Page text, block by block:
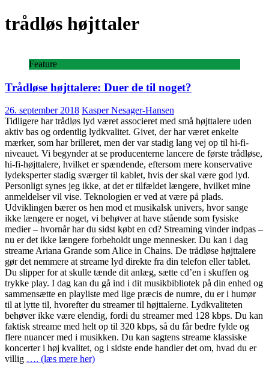
trådløs højttaler
Feature
Trådløse højttalere: Duer de til noget?
26. september 2018 Kasper Nesager-Hansen
Tidligere har trådløs lyd været associeret med små højttalere uden
aktiv bas og ordentlig lydkvalitet. Givet, der har været enkelte
mærker, som har brilleret, men der var stadig lang vej op til hi-fi-
niveauet. Vi begynder at se producenterne lancere de første trådløse,
hi-fi-højttalere, hvilket er spændende, eftersom mere konservative
lydeksperter stadig sværger til kablet, hvis der skal være god lyd.
Personligt synes jeg ikke, at det er tilfældet længere, hvilket mine
anmeldelser vil vise. Teknologien er ved at være på plads.
Udviklingen bærer os hen mod et musikalsk univers, hvor sange
ikke længere er noget, vi behøver at have stående som fysiske
medier – hvornår har du sidst købt en cd? Streaming vinder indpas –
nu er det ikke længere forbeholdt unge mennesker. Du kan i dag
streame Ariana Grande som Alice in Chains. De trådløse højttalere
gør det nemmere at streame lyd direkte fra din telefon eller tablet.
Du slipper for at skulle tænde dit anlæg, sætte cd’en i skuffen og
trykke play. I dag kan du gå ind i dit musikbibliotek på din enhed og
sammensætte en playliste med lige præcis de numre, du er i humør
til at lytte til, hvorefter du streamer til højttalerne. Lydkvaliteten
behøver ikke være elendig, fordi du streamer med 128 kbps. Du kan
faktisk streame med helt op til 320 kbps, så du får bedre fylde og
flere nuancer med i musikken. Du kan sagtens streame klassiske
koncerter i høj kvalitet, og i sidste ende handler det om, hvad du er
villig …. (læs mere her)